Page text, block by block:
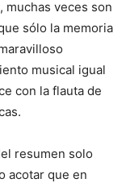
muchas veces son
sólo la memoria
musical igual
con la flauta de
resumen solo
acotar que en